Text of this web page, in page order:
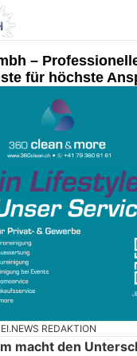
–
für höchste
REDAKTION
macht den